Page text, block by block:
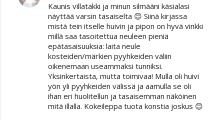
Kaunis villatakki ja minun silmääni käsialasi
näyttää varsin tasaiselta 😊 Siinä kirjassa
mistä tein itselle huivin ja pipon on hyvä vinkki
millä saa tasoitettua neuleen pieniä
epätasaisuuksia: laita neule
kosteiden/märkien pyyhkeiden väliin
oikenemaan useammaksi tunniksi.
Yksinkertaista, mutta toimivaa! Mulla oli huivi
yön yli pyyhkeiden välissä ja aamulla se oli
ihan eri huolitellun ja tasaisemman näköinen
mitä illalla. Kokeileppa tuota konstia joskus 😊